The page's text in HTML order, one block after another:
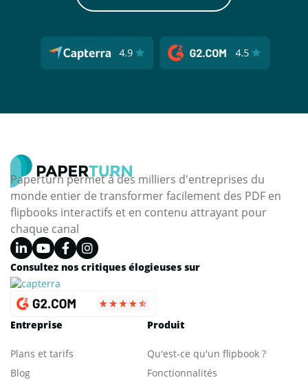
Paperturn permet à des milliers d'entreprises du
monde entier de transformer facilement des PDF en
flipbooks interactifs et en contenu attrayant pour
chaque canal
Consultez nos critiques élogieuses sur
Entreprise
Plans et tarifs
Blog
Produit
Qu'est-ce qu'un flipbook ?
Fonctionnalités